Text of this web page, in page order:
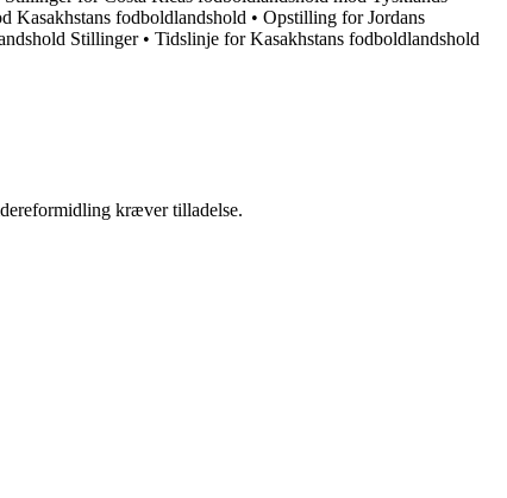
Kasakhstans fodboldlandshold • Opstilling for Jordans
Stillinger• Tidslinje for Kasakhstans fodboldlandshold
kræver tilladelse.